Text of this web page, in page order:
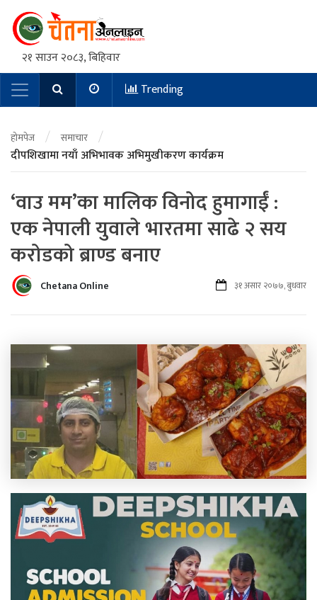
२१ साउन २०८३, बिहिवार
Main NavigationTrending
होमपेज / समाचार /
दीपशिखामा नयाँ अभिभावक अभिमुखीकरण कार्यक्रम
‘वाउ मम’का मालिक विनोद हुमागाईं :
एक नेपाली युवाले भारतमा साढे २ सय
करोडको ब्राण्ड बनाए
Chetana Online ३१ असार २०७७, बुधवार